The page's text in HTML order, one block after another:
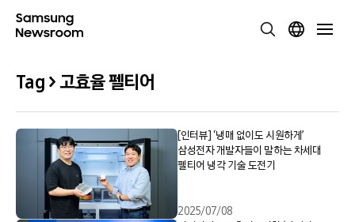
Tag > 고효율 펠티어
[인터뷰] ‘냉매 없이도 시원하게’
삼성전자 개발자들이 말하는 차세대
펠티어 냉각 기술 도전기
2025/07/08